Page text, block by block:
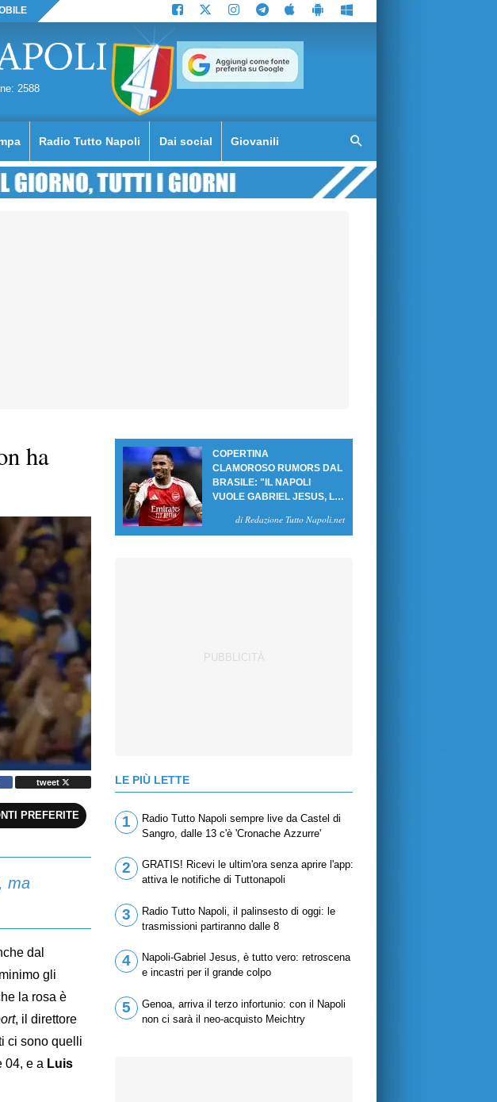
2588
Radio Tutto Napoli Dai social Giovanili
ha
tweet
PREFERITE
ma
dal
gli
la rosa è
, il direttore
ci sono quelli
04, e a Luis
COPERTINA
CLAMOROSO RUMORS DAL
BRASILE: "IL NAPOLI
VUOLE GABRIEL JESUS, LE
di Redazione Tutto Napoli.net
LE PIÙ LETTE
1
Radio Tutto Napoli sempre live da Castel di
Sangro, dalle 13 c'è 'Cronache Azzurre'
2
GRATIS! Ricevi le ultim'ora senza aprire l'app:
attiva le notifiche di Tuttonapoli
3
Radio Tutto Napoli, il palinsesto di oggi: le
trasmissioni partiranno dalle 8
4
Napoli-Gabriel Jesus, è tutto vero: retroscena
e incastri per il grande colpo
5
Genoa, arriva il terzo infortunio: con il Napoli
non ci sarà il neo-acquisto Meichtry